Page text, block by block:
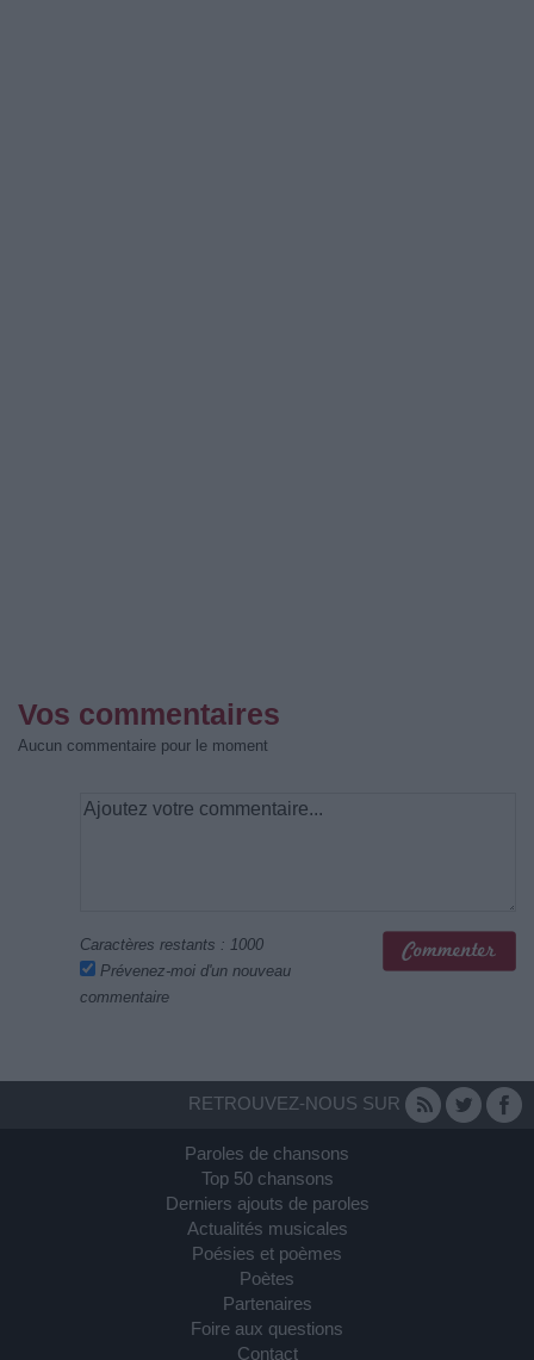
Vos commentaires
Aucun commentaire pour le moment
Caractères restants : 1000
Prévenez-moi d'un nouveau
commentaire
RETROUVEZ-NOUS SUR
Paroles de chansons
Top 50 chansons
Derniers ajouts de paroles
Actualités musicales
Poésies et poèmes
Poètes
Partenaires
Foire aux questions
Contact